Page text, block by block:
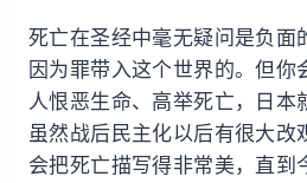
死亡在圣经中毫无疑问是负面
因为罪带入这个世界的。但你
人恨恶生命、高举死亡，日本
虽然战后民主化以后有很大改
会把死亡描写得非常美，直到